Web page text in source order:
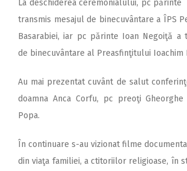
La deschiderea ceremonialului, pc părinte
transmis mesajul de binecuvântare a ÎPS
Basarabiei, iar pc părinte Ioan Negoiţă a
de binecuvântare al Preasfinţitului Ioachim
Au mai prezentat cuvânt de salut
doamna Anca Corfu, pc preoţi
Popa.
În continuare s-au vizionat filme
din viaţa familiei, a ctitoriilor religioase, în